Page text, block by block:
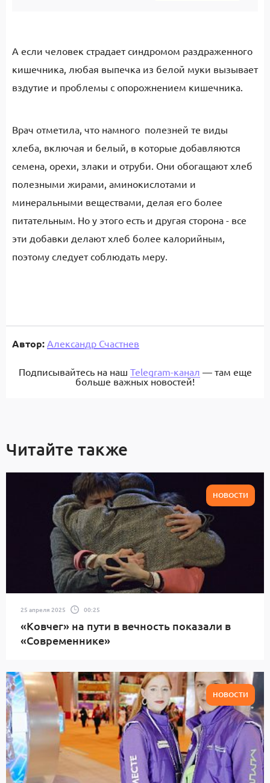
А если человек страдает синдромом раздраженного
кишечника, любая выпечка из белой муки вызывает
вздутие и проблемы с опорожнением кишечника.
Врач отметила, что намного полезней те виды
хлеба, включая и белый, в которые добавляются
семена, орехи, злаки и отруби. Они обогащают хлеб
полезными жирами, аминокислотами и
минеральными веществами, делая его более
питательным. Но у этого есть и другая сторона - все
эти добавки делают хлеб более калорийным,
поэтому следует соблюдать меру.
Автор: Александр Счастнев
Подписывайтесь на наш Telegram-канал — там еще
больше важных новостей!
Читайте также
НОВОСТИ
25 апреля 2025 00:25
«Ковчег» на пути в вечность показали в
«Современнике»
НОВОСТИ